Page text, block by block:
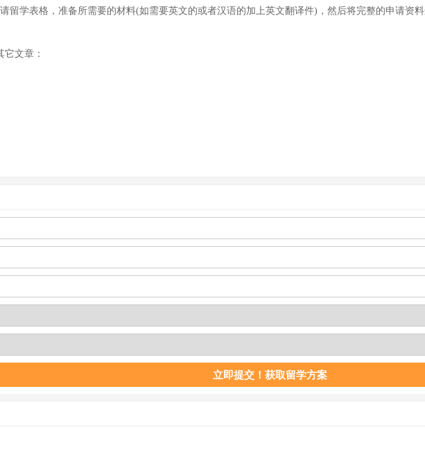
学表格，准备所需要的材料(如需要英文的或者汉语的加上英文翻译件)，然后将完整的申请资
它文章：